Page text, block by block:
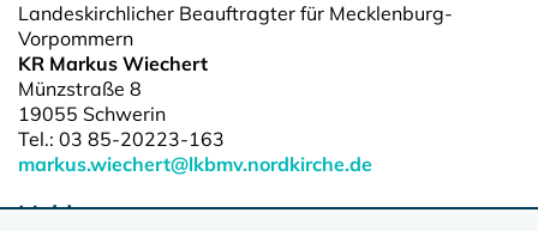
Landeskirchlicher Beauftragter für Mecklenburg-
Vorpommern
KR Markus Wiechert
Münzstraße 8
19055 Schwerin
Tel.: 03 85-20223-163
markus.wiechert@lkbmv.nordkirche.de
Meldungen